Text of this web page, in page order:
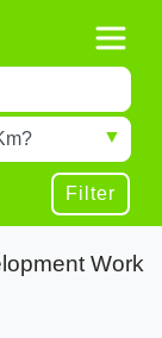
Filter
Work